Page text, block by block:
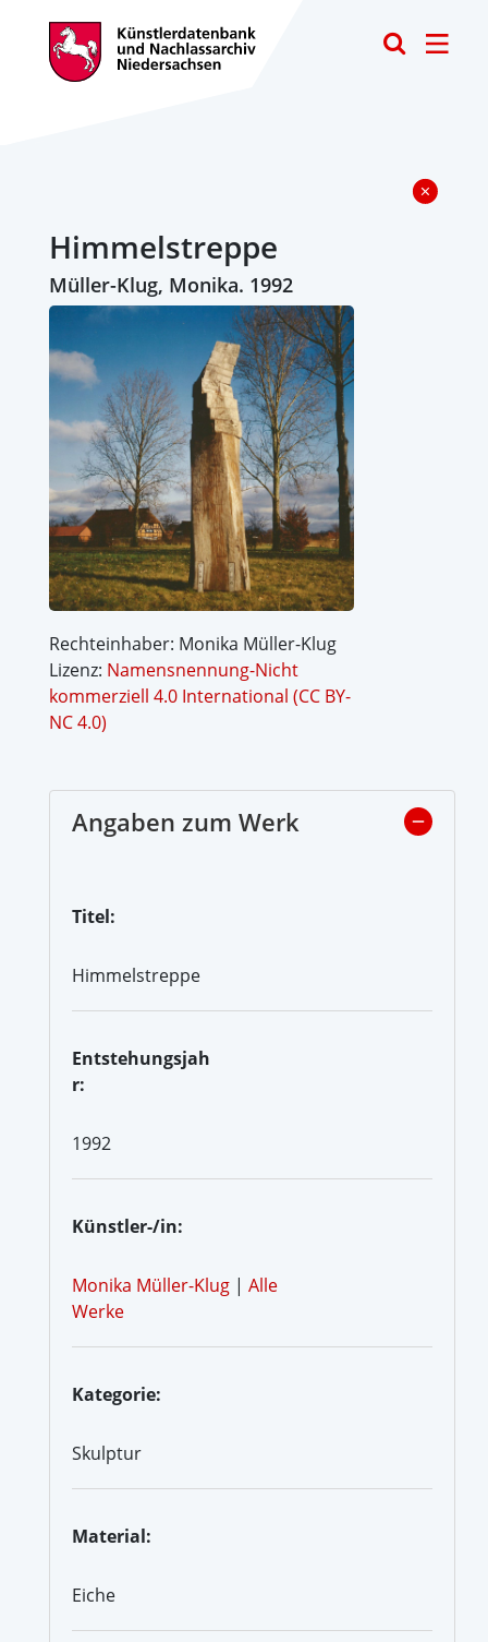
Himmelstreppe
Müller-Klug, Monika. 1992
Rechteinhaber: Monika Müller-Klug
Lizenz: Namensnennung-Nicht
kommerziell 4.0 International (CC BY-
NC 4.0)
Angaben zum Werk
Titel:
Himmelstreppe
Entstehungsjah
r:
1992
Künstler-/in:
Monika Müller-Klug | Alle
Werke
Kategorie:
Skulptur
Material:
Eiche